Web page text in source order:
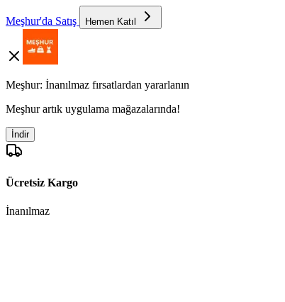
Meşhur'da Satış Hemen Katıl
Meşhur: İnanılmaz fırsatlardan yararlanın
Meşhur artık uygulama mağazalarında!
İndir
Ücretsiz Kargo
İnanılmaz